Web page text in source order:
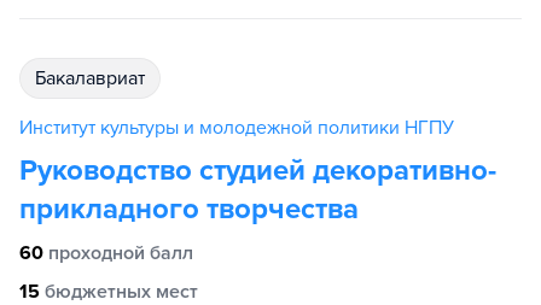
бакалавриат
Институт культуры и молодежной политики НГПУ
Руководство студией декоративно-
прикладного творчества
60 проходной балл
15 бюджетных мест